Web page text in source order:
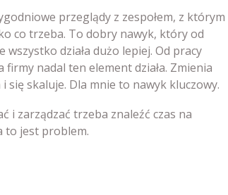
przeglądy z zespołem, z którym
co trzeba. To dobry nawyk, który od
działa dużo lepiej. Od pracy
nadal ten element działa. Zmienia
się skaluje. Dla mnie to nawyk kluczowy.
i zarządzać trzeba znaleźć czas na
to jest problem.